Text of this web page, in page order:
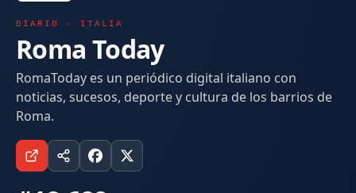
DIARIO · ITALIA
Roma Today
RomaToday es un periódico digital italiano con
noticias, sucesos, deporte y cultura de los barrios de
Roma.